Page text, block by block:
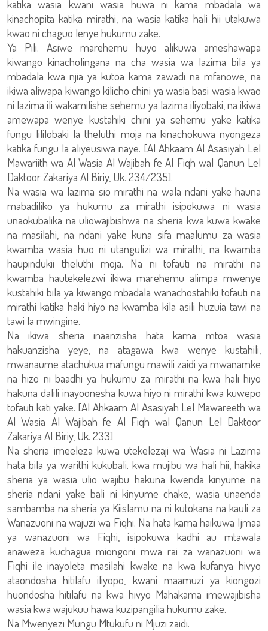
katika wasia kwani wasia huwa ni kama mbadala wa
kinachopita katika mirathi, na wasia katika hali hii utakuwa
kwao ni chaguo lenye hukumu zake.
Ya Pili: Asiwe marehemu huyo alikuwa ameshawapa
kiwango kinacholingana na cha wasia wa lazima bila ya
mbadala kwa njia ya kutoa kama zawadi na mfanowe, na
ikiwa aliwapa kiwango kilicho chini ya wasia basi wasia kwao
ni lazima ili wakamilishe sehemu ya lazima iliyobaki, na ikiwa
amewapa wenye kustahiki chini ya sehemu yake katika
fungu lililobaki la theluthi moja na kinachokuwa nyongeza
katika fungu la aliyeusiwa naye. [Al Ahkaam Al Asasiyah Lel
Mawariith wa Al Wasia Al Wajibah fe Al Fiqh wal Qanun Lel
Daktoor Zakariya Al Biriy, Uk. 234/235].
Na wasia wa lazima sio mirathi na wala ndani yake hauna
mabadiliko ya hukumu za mirathi isipokuwa ni wasia
unaokubalika na uliowajibishwa na sheria kwa kuwa kwake
na masilahi, na ndani yake kuna sifa maalumu za wasia
kwamba wasia huo ni utangulizi wa mirathi, na kwamba
haupindukii theluthi moja. Na ni tofauti na mirathi na
kwamba hautekelezwi ikiwa marehemu alimpa mwenye
kustahiki bila ya kiwango mbadala wanachostahiki tofauti na
mirathi katika haki hiyo na kwamba kila asili huzuia tawi na
tawi la mwingine.
Na ikiwa sheria inaanzisha hata kama mtoa wasia
hakuanzisha yeye, na atagawa kwa wenye kustahili,
mwanaume atachukua mafungu mawili zaidi ya mwanamke
na hizo ni baadhi ya hukumu za mirathi na kwa hali hiyo
hakuna dalili inayoonesha kuwa hiyo ni mirathi kwa kuwepo
tofauti kati yake. [Al Ahkaam Al Asasiyah Lel Mawareeth wa
Al Wasia Al Wajibah fe Al Fiqh wal Qanun Lel Daktoor
Zakariya Al Biriy, Uk. 233]
Na sheria imeeleza kuwa utekelezaji wa Wasia ni Lazima
hata bila ya warithi kukubali. kwa mujibu wa hali hii, hakika
sheria ya wasia ulio wajibu hakuna kwenda kinyume na
sheria ndani yake bali ni kinyume chake, wasia unaenda
sambamba na sheria ya Kiislamu na ni kutokana na kauli za
Wanazuoni na wajuzi wa Fiqhi. Na hata kama haikuwa Ijmaa
ya wanazuoni wa Fiqhi, isipokuwa kadhi au mtawala
anaweza kuchagua miongoni mwa rai za wanazuoni wa
Fiqhi ile inayoleta masilahi kwake na kwa kufanya hivyo
ataondosha hitilafu iliyopo, kwani maamuzi ya kiongozi
huondosha hitilafu na kwa hivyo Mahakama imewajibisha
wasia kwa wajukuu hawa kuzipangilia hukumu zake.
Na Mwenyezi Mungu Mtukufu ni Mjuzi zaidi.